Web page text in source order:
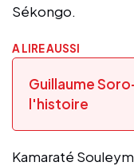
Sékongo.
A LIRE AUSSI
Guillaume
l'histoire
Kamaraté